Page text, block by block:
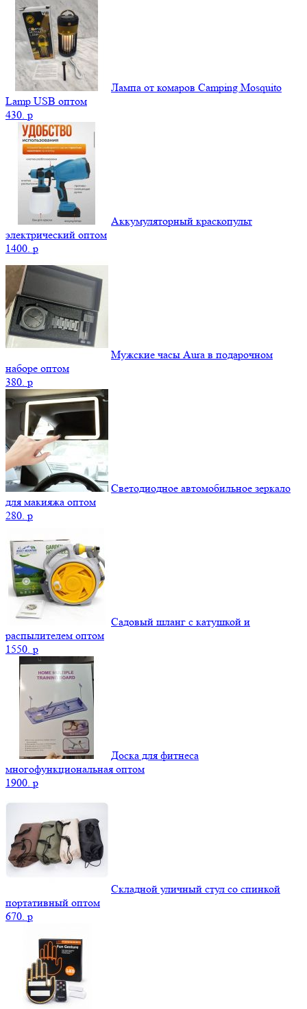
Лампа от комаров Camping Mosquito
Lamp USB оптом
430. p
Аккумуляторный краскопульт
электрический оптом
1400. p
Мужские часы Aura в подарочном
наборе оптом
380. p
Светодиодное автомобильное зеркало
для макияжа оптом
280. p
Садовый шланг с катушкой и
распылителем оптом
1550. p
Доска для фитнеса
многофункциональная оптом
1900. p
Складной уличный стул со спинкой
портативный оптом
670. p